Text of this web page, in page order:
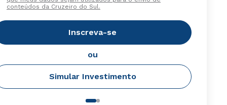
conteúdos da Cruzeiro do Sul.
Inscreva-se
ou
Simular Investimento